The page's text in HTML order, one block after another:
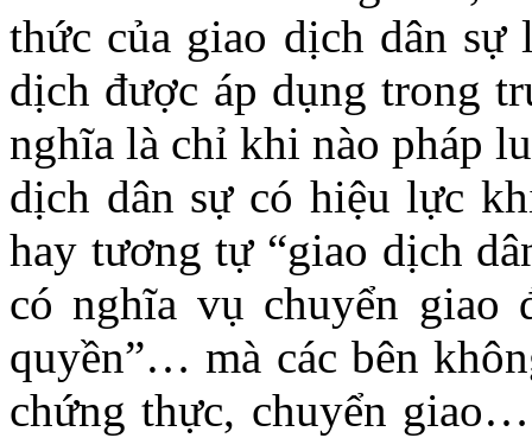
thức của giao dịch dân
dịch được áp dụng trong
nghĩa là chỉ khi nào pháp
dịch dân sự có hiệu lực
hay tương tự “giao dịch
có nghĩa vụ chuyển giao
quyền”… mà các bên
chứng thực, chuyển